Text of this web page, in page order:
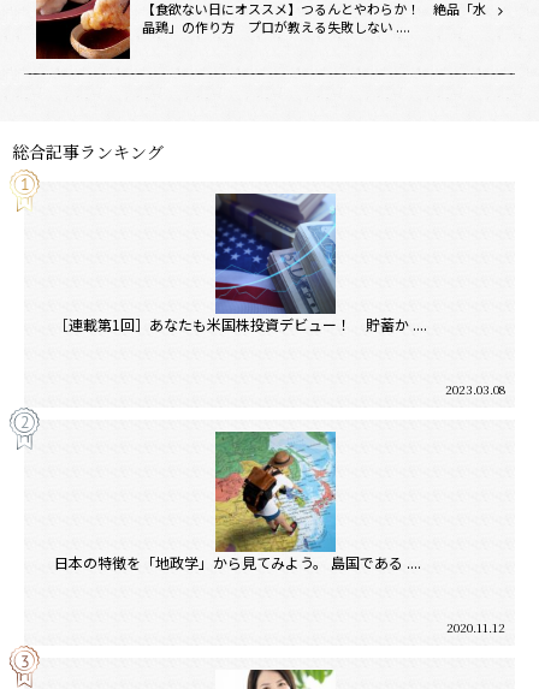
【食欲ない日にオススメ】つるんとやわらか！ 絶品「水
晶鶏」の作り方 プロが教える失敗しない ....
総合記事ランキング
［連載第1回］あなたも米国株投資デビュー！ 貯蓄か ....
2023.03.08
日本の特徴を「地政学」から見てみよう。 島国である ....
2020.11.12